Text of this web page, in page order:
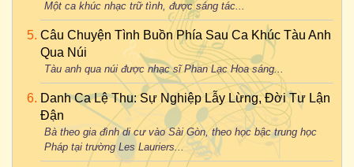
Một ca khúc nhạc trữ tình, được sáng tác...
Câu Chuyện Tình Buồn Phía Sau Ca Khúc Tàu Anh
Qua Núi
Tàu anh qua núi được nhạc sĩ Phan Lạc Hoa sáng...
Danh Ca Lệ Thu: Sự Nghiệp Lẫy Lừng, Đời Tư Lận
Đận
Bà theo gia đình di cư vào Sài Gòn, theo học bậc trung học
Pháp tại trường Les Lauriers...